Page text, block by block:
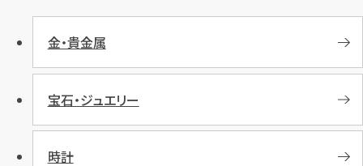
金・貴金属
宝石・ジュエリー
時計